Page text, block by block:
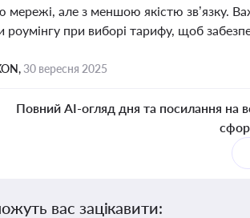
але з меншою якістю зв’язку.
роумінгу при виборі тарифу, щоб
30 вересня 2025
Повний AI-огляд дня та посилання на
вас зацікавити: